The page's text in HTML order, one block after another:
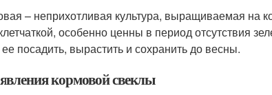
– неприхотливая культура, выращиваемая на
особенно ценны в период отсутствия
ее посадить, вырастить и сохранить до весны.
кормовой свеклы